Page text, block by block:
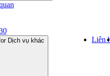
Dịch vụ khác Liên